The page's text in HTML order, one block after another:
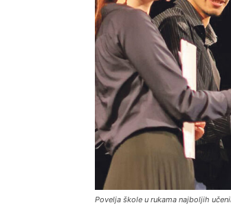
Povelja škole u rukama najboljih